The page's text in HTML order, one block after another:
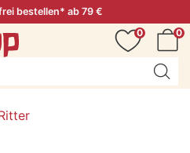
bestellen* ab 79 €
0
0